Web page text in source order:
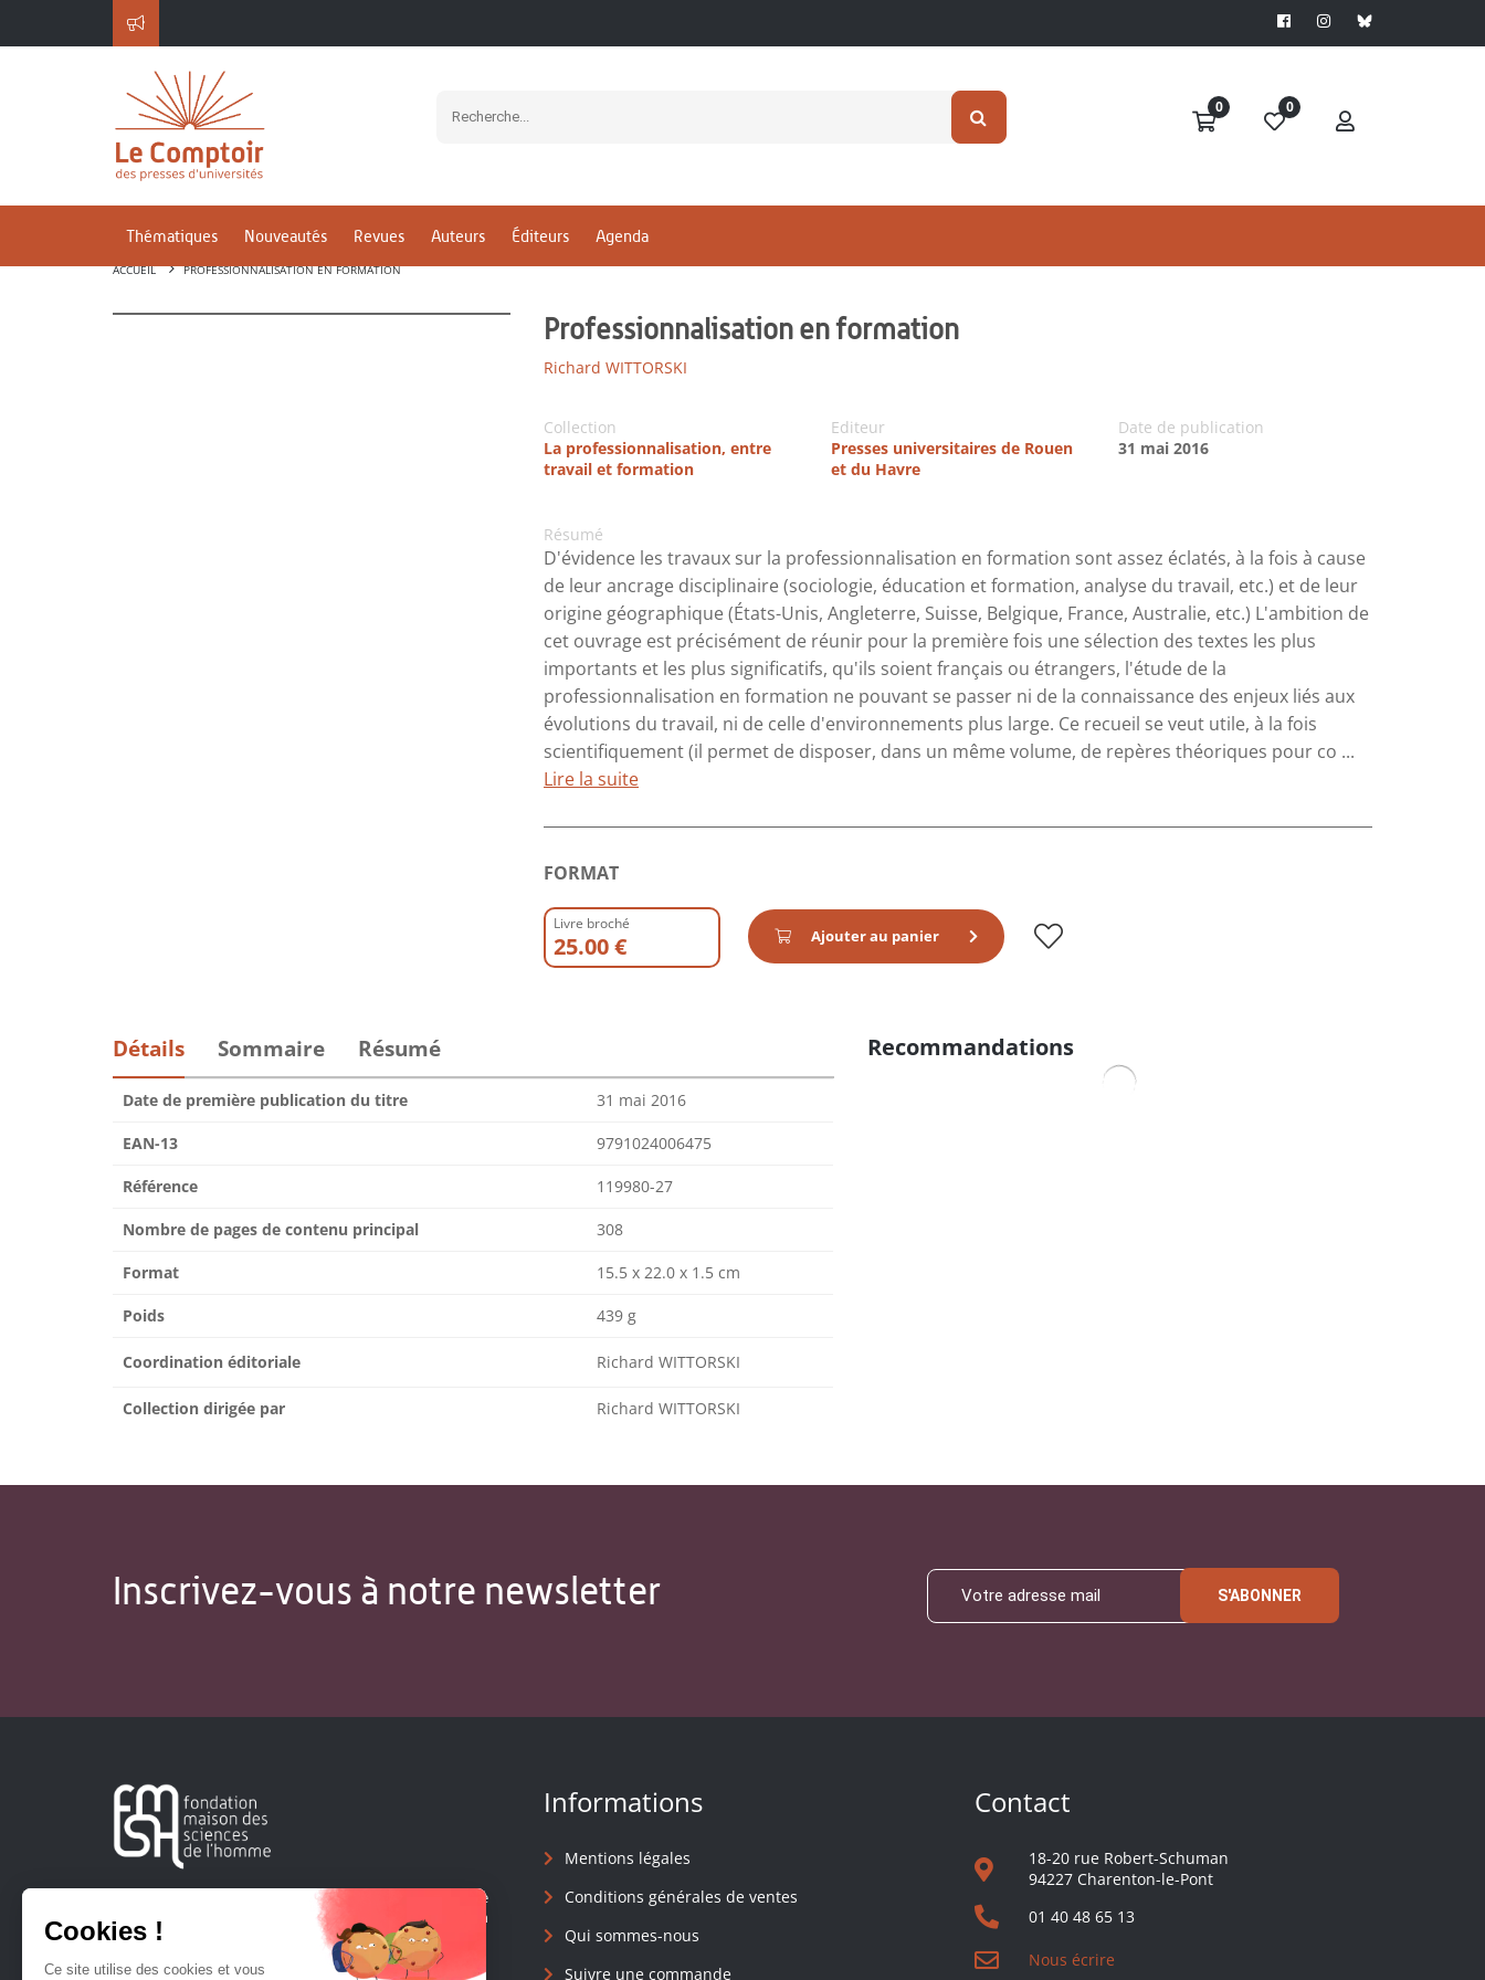
0 0
Thématiques Nouveautés Revues Auteurs Éditeurs Agenda
ACCUEIL PROFESSIONNALISATION EN FORMATION
Professionnalisation en formation
Richard WITTORSKI
Collection
La professionnalisation, entre
travail et formation
Editeur
Presses universitaires de Rouen
et du Havre
Date de publication
31 mai 2016
Résumé
D'évidence les travaux sur la professionnalisation en formation sont assez éclatés, à la fois à cause
de leur ancrage disciplinaire (sociologie, éducation et formation, analyse du travail, etc.) et de leur
origine géographique (États-Unis, Angleterre, Suisse, Belgique, France, Australie, etc.) L'ambition de
cet ouvrage est précisément de réunir pour la première fois une sélection des textes les plus
importants et les plus significatifs, qu'ils soient français ou étrangers, l'étude de la
professionnalisation en formation ne pouvant se passer ni de la connaissance des enjeux liés aux
évolutions du travail, ni de celle d'environnements plus large. Ce recueil se veut utile, à la fois
scientifiquement (il permet de disposer, dans un même volume, de repères théoriques pour co ...
Lire la suite
FORMAT
Livre broché
25.00 € Ajouter au panier
Détails Sommaire Résumé
Date de première publication du titre 31 mai 2016
EAN-13 9791024006475
Référence 119980-27
Nombre de pages de contenu principal 308
Format 15.5 x 22.0 x 1.5 cm
Poids 439 g
Coordination éditoriale Richard WITTORSKI
Collection dirigée par Richard WITTORSKI
Recommandations
Inscrivez-vous à notre newsletter S'ABONNER
Créée en 1963, la Fondation Maison Sciences de l'Homme
soutient la recherche et la diffusion des connaissances en
sciences humaines et sociales.
Informations
Mentions légales
Conditions générales de ventes
Qui sommes-nous
Suivre une commande
Contact
18-20 rue Robert-Schuman
94227 Charenton-le-Pont
01 40 48 65 13
Nous écrire